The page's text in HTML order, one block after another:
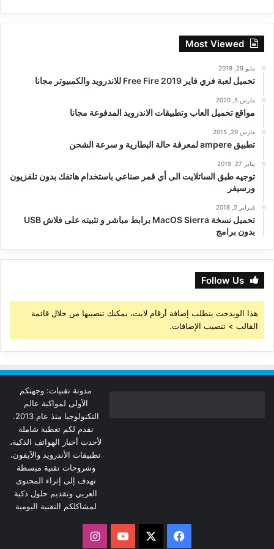
Most Viewed
مايو 29, 2019
تحميل لعبة فري فاير Free Fire 2019 للاندرويد والكمبيوتر مجانا
مارس 5, 2020
مواقع تحميل العاب وتطبيقات الاندرويد المدفوعة مجانا
مارس 29, 2015
تطبيق ampere لمعرفة حالة البطارية و سرعة الشحن
يناير 27, 2019
توجيه طبق الساتلايت الى أي قمر صناعي باستخدام هاتفك بدون تلفزيون
ورسيفر
فبراير 2, 2018
تحميل نسخة MacOS Sierra برابط مباشر و تثبيته على فلاش USB
بدون برامج
Follow Us
هذا الويدجت يتطلب إضافة أرقام لايت، يمكنك تنصيبها من خلال قائمة
القالب > تنصيب الإضافات.
مدونة تقنيات: وجهتكم
الأولى لمواكبة عالم
التكنولوجيا منذ عام 2013.
نقدم لكم تغطية شاملة
لأحدث أخبار الهواتف الذكية،
تطبيقات الأندرويد والآيفون،
وشروحات تقنية مبسطة
تهدف إلى إثراء المحتوى
العربي وتقديم حلول ذكية
لمشاكلكم التقنية اليومية
فيسبوك ‫YouTubeانستقرام